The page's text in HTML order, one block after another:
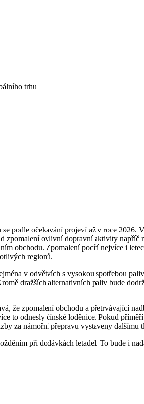
trhu
podle očekávání projeví až v roce 2026.
zpomalení ovlivní dopravní aktivity napříč
obchodu. Zpomalení pocítí nejvíce i
regionů.
v odvětvích s vysokou spotřebou
dražších alternativních paliv bude
že zpomalení obchodu a přetrvávající
to odnesly čínské loděnice. Pokud
za námořní přepravu vystaveny dalšímu
při dodávkách letadel. To bude i